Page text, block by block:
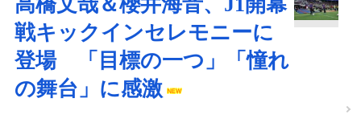
高橋文哉＆櫻井海音、J1開幕
戦キックインセレモニーに
登場 「目標の一つ」「憧れ
の舞台」に感激